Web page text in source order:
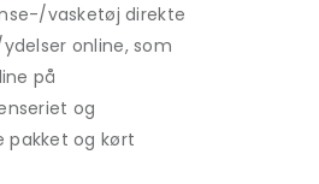
vasketøj direkte
online, som
på
og
pakket og kørt